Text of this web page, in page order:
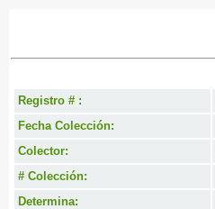
Registro # :
Fecha Colección:
Colector:
# Colección:
Determina: